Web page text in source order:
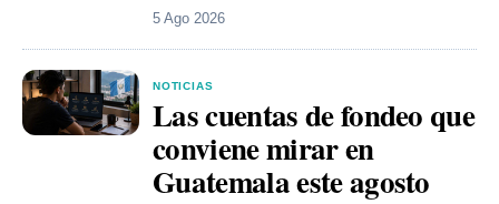
5 Ago 2026
NOTICIAS
Las cuentas de fondeo que
conviene mirar en
Guatemala este agosto